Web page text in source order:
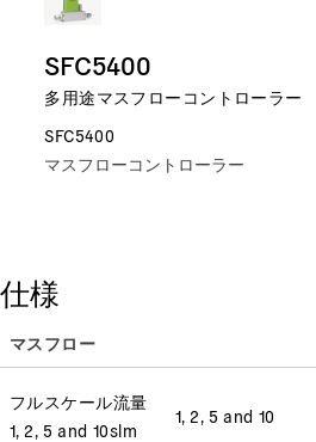
SFC5400
多用途マスフローコントローラー
SFC5400
マスフローコントローラー
仕様
マスフロー
フルスケール流量
1, 2, 5 and 10slm
1, 2, 5 and 10